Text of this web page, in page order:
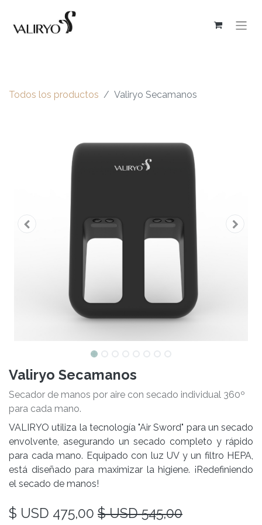
Todos los productos Valiryo Secamanos
Valiryo Secamanos
Secador de manos por aire con secado individual 360º
para cada mano.
VALIRYO utiliza la tecnología "Air Sword" para un secado
envolvente, asegurando un secado completo y rápido
para cada mano. Equipado con luz UV y un filtro HEPA,
está diseñado para maximizar la higiene. ¡Redefiniendo
el secado de manos!
$ USD 475,00 $ USD545,00